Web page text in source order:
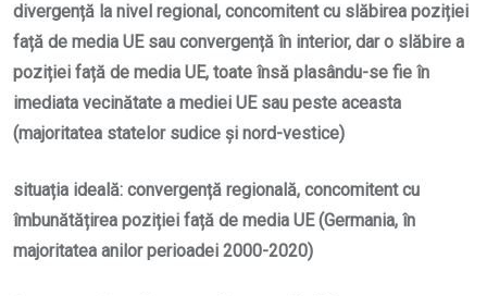
divergență la nivel regional , concomitent cu slăbirea poziției
față de media UE sau convergență în interior, dar o slăbire a
poziției față de media UE, toate însă plasându-se fie în
imediata vecinătate a mediei UE sau peste aceasta
(majoritatea statelor sudice și nord-vestice)
situația ideală: convergență regională, concomitent cu
îmbunătățirea poziției față de media UE(Germania, în
majoritatea anilor perioadei 2000-2020)